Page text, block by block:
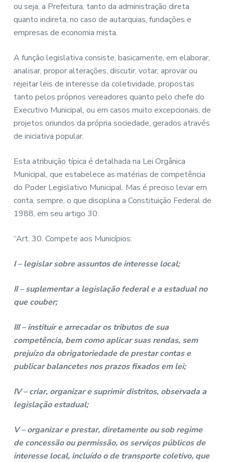
ou seja, a Prefeitura, tanto da administração direta
quanto indireta, no caso de autarquias, fundações e
empresas de economia mista.
A função legislativa consiste, basicamente, em elaborar,
analisar, propor alterações, discutir, votar, aprovar ou
rejeitar leis de interesse da coletividade, propostas
tanto pelos próprios vereadores quanto pelo chefe do
Executivo Municipal, ou em casos muito excepcionais, de
projetos oriundos da própria sociedade, gerados através
de iniciativa popular.
Esta atribuição típica é detalhada na Lei Orgânica
Municipal, que estabelece as matérias de competência
do Poder Legislativo Municipal. Mas é preciso levar em
conta, sempre, o que disciplina a Constituição Federal de
1988, em seu artigo 30:
“Art. 30. Compete aos Municípios:
I – legislar sobre assuntos de interesse local;
II – suplementar a legislação federal e a estadual no
que couber;
III – instituir e arrecadar os tributos de sua
competência, bem como aplicar suas rendas, sem
prejuízo da obrigatoriedade de prestar contas e
publicar balancetes nos prazos fixados em lei;
IV – criar, organizar e suprimir distritos, observada a
legislação estadual;
V – organizar e prestar, diretamente ou sob regime
de concessão ou permissão, os serviços públicos de
interesse local, incluído o de transporte coletivo, que